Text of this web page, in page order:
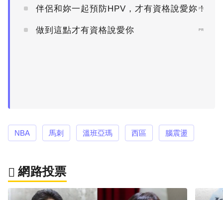
伴侶和妳一起預防HPV，才有資格說愛妳！
PR
做到這點才有資格說愛你 PR
NBA 馬刺 溫班亞瑪 西區 腦震盪
網路投票